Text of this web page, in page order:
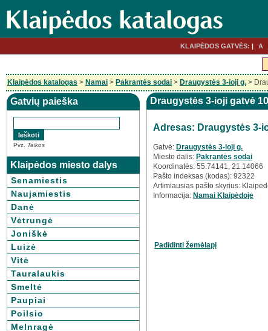
KLAIPĖDOS GATVĖS: A
Klaipėdos katalogas > Namai > Pakrantės sodai > Draugystės 3-ioji g. >
Gatvių paieška
Pvz. Taikos
Klaipėdos miesto dalys
Senamiestis
Naujamiestis
Danė
Vėtrungė
Joniškė
Luizė
Vitė
Tauralaukis
Smeltė
Paupiai
Poilsio
Melnragė
Draugystės 3-ioji gatvė
Adresas: Draugystės 3-
Gatvė: Draugystės 3-ioji g.
Miesto dalis: Pakrantės sodai
Koordinatės: 55.74141, 21.14066
Pašto indeksas (kodas): 92322
Artimiausias pašto skyrius:
Informacija: Namai Klaipėdoje
Padidinti žemėlapį